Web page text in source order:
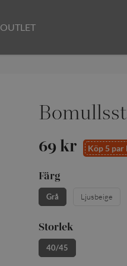
OUTLET
69 kr Köp 5
Färg
Grå Ljusbeige
Storlek
40/45